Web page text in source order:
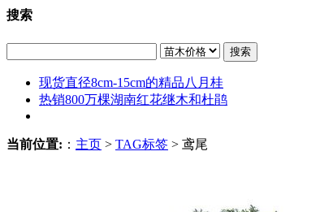
搜索
搜索
现货直径8cm-15cm的精品八月桂
热销800万棵湖南红花继木和杜鹃
当前位置: ： 主页 > TAG标签 > 鸢尾